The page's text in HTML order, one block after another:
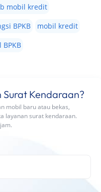
mobil kredit
BPKB
mobil kredit
Kendaraan?
mobil baru atau bekas,
layanan surat kendaraan.